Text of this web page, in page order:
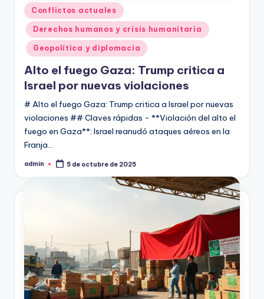
Publicado
en
Conflictos actuales
Derechos humanos y crisis humanitaria
Geopolítica y diplomacia
Alto el fuego Gaza: Trump critica a
Israel por nuevas violaciones
# Alto el fuego Gaza: Trump critica a Israel por nuevas
violaciones ## Claves rápidas - **Violación del alto el
fuego en Gaza**: Israel reanudó ataques aéreos en la
Franja…
Publicado
admin 5 de octubre de 2025